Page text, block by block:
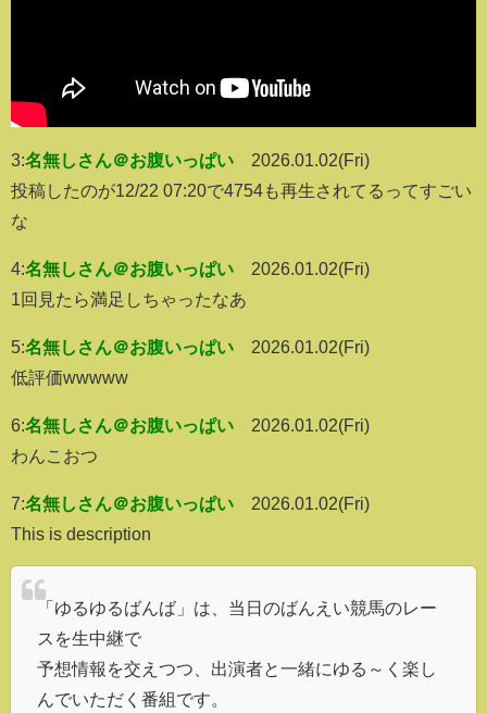
3:名無しさん＠お腹いっぱい
2026.01.02(Fri)
投稿したのが12/22 07:20で4754も再生されてるってすごい
な
4:名無しさん＠お腹いっぱい
2026.01.02(Fri)
1回見たら満足しちゃったなあ
5:名無しさん＠お腹いっぱい
2026.01.02(Fri)
低評価wwwww
6:名無しさん＠お腹いっぱい
2026.01.02(Fri)
わんこおつ
7:名無しさん＠お腹いっぱい
2026.01.02(Fri)
This is description
「ゆるゆるばんば」は、当日のばんえい競馬のレー
スを生中継で
予想情報を交えつつ、出演者と一緒にゆる～く楽し
んでいただく番組です。